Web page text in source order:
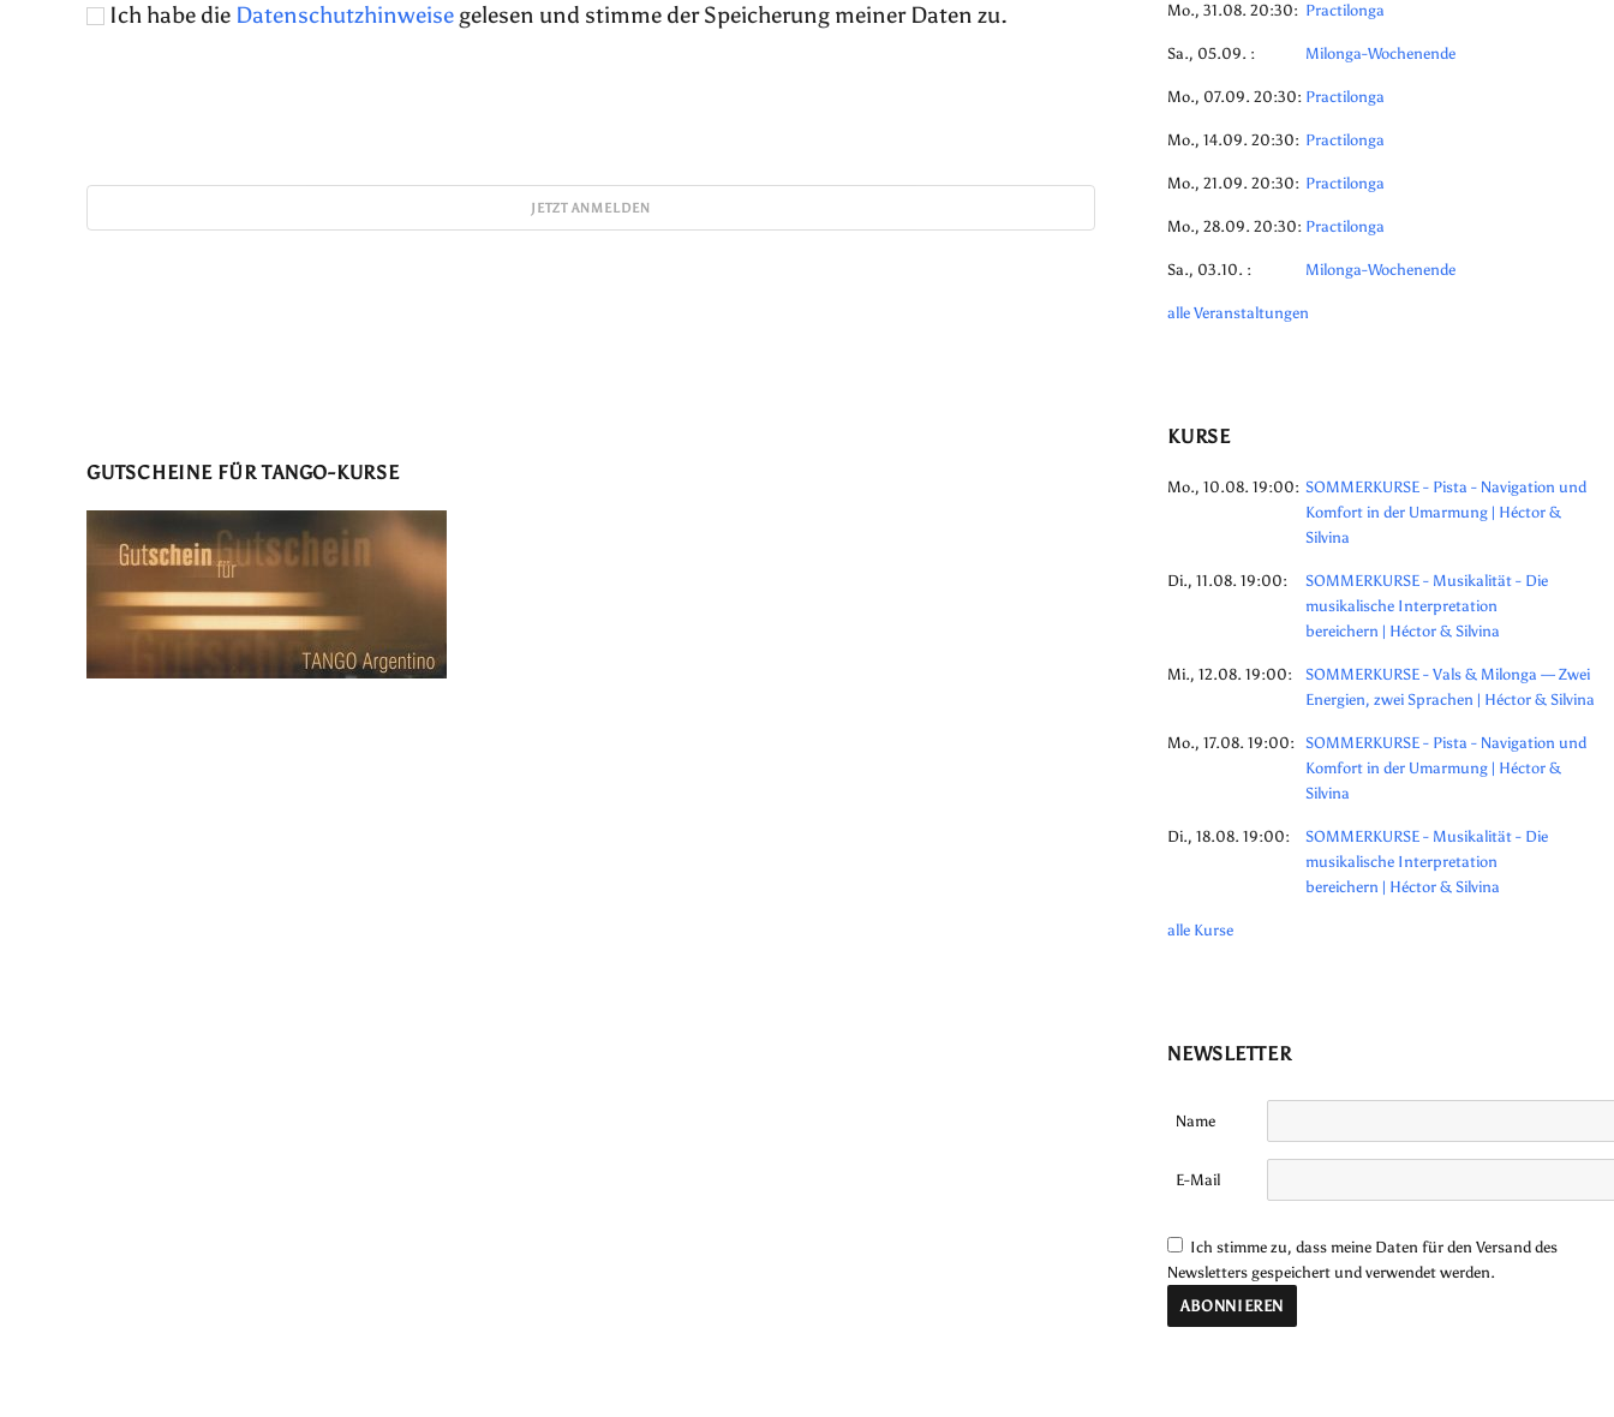
Ich habe die Datenschutzhinweise gelesen und stimme der Speicherung meiner Daten zu.
GUTSCHEINE FÜR TANGO-KURSE
Mo., 31.08. 20:30: Practilonga
Sa., 05.09. : Milonga-Wochenende
Mo., 07.09. 20:30: Practilonga
Mo., 14.09. 20:30: Practilonga
Mo., 21.09. 20:30: Practilonga
Mo., 28.09. 20:30: Practilonga
Sa., 03.10. : Milonga-Wochenende
alle Veranstaltungen
KURSE
Mo., 10.08. 19:00: SOMMERKURSE - Pista - Navigation und
Komfort in der Umarmung | Héctor &
Silvina
Di., 11.08. 19:00:
SOMMERKURSE - Musikalität - Die
musikalische Interpretation
bereichern | Héctor & Silvina
Mi., 12.08. 19:00:
SOMMERKURSE - Vals & Milonga — Zwei
Energien, zwei Sprachen | Héctor & Silvina
Mo., 17.08. 19:00: SOMMERKURSE - Pista - Navigation und
Komfort in der Umarmung | Héctor &
Silvina
Di., 18.08. 19:00:
SOMMERKURSE - Musikalität - Die
musikalische Interpretation
bereichern | Héctor & Silvina
alle Kurse
NEWSLETTER
Name
E-Mail
Ich stimme zu, dass meine Daten für den Versand des
Newsletters gespeichert und verwendet werden.